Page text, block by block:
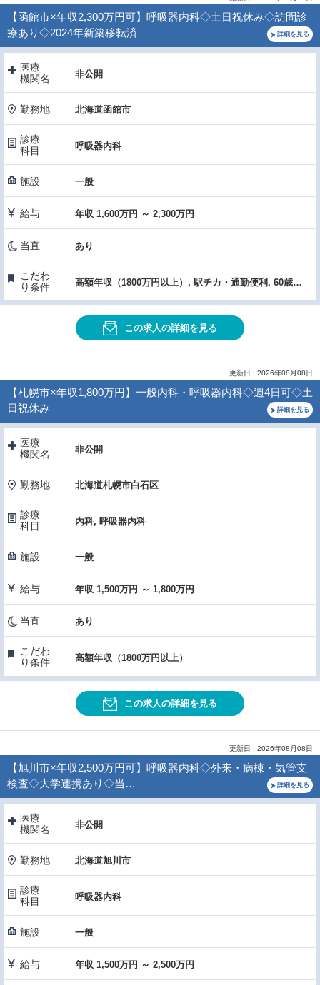
【函館市×年収2,300万円可】呼吸器内科◇土日祝休み◇訪問診
療あり◇2024年新築移転済
詳細を見る
医療
機関名
非公開
勤務地 北海道函館市
診療
科目
呼吸器内科
施設 一般
給与 年収 1,600万円 ～ 2,300万円
当直 あり
こだわ
り条件
高額年収（1800万円以上）, 駅チカ・通勤便利, 60歳以上OK
この求人の詳細を見る
更新日 : 2026年08月08日
【札幌市×年収1,800万円】一般内科・呼吸器内科◇週4日可◇土
日祝休み
詳細を見る
医療
機関名
非公開
勤務地 北海道札幌市白石区
診療
科目
内科, 呼吸器内科
施設 一般
給与 年収 1,500万円 ～ 1,800万円
当直 あり
こだわ
り条件
高額年収（1800万円以上）
この求人の詳細を見る
更新日 : 2026年08月08日
【旭川市×年収2,500万円可】呼吸器内科◇外来・病棟・気管支
検査◇大学連携あり◇当…
詳細を見る
医療
機関名
非公開
勤務地 北海道旭川市
診療
科目
呼吸器内科
施設 一般
給与 年収 1,500万円 ～ 2,500万円